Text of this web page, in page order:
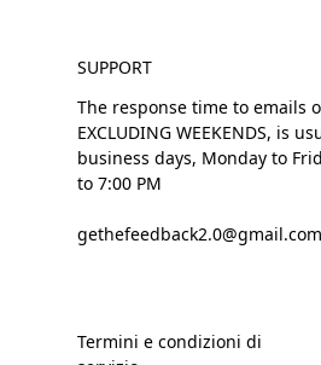
SUPPORT
The response time to emails
EXCLUDING WEEKENDS, is
business days, Monday to
to 7:00 PM
gethefeedback2.0@gmail.com
Termini e condizioni di